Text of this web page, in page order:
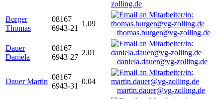
zolling.de
Burger
Thomas
08167
6943-21
1.09
thomas.burger@vg-zolling.de
Dauer
Daniela
08167
6943-27
2.01
daniela.dauer@vg-zolling.de
Dauer Martin
08167
6943-31
0.04
martin.dauer@vg-zolling.de